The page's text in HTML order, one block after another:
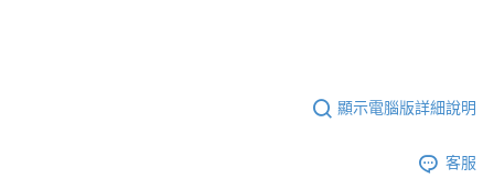
顯示電腦版詳細說明
客服